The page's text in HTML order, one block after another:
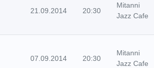
21.09.2014 20:30
Mitanni
Jazz Cafe
07.09.2014 20:30
Mitanni
Jazz Cafe